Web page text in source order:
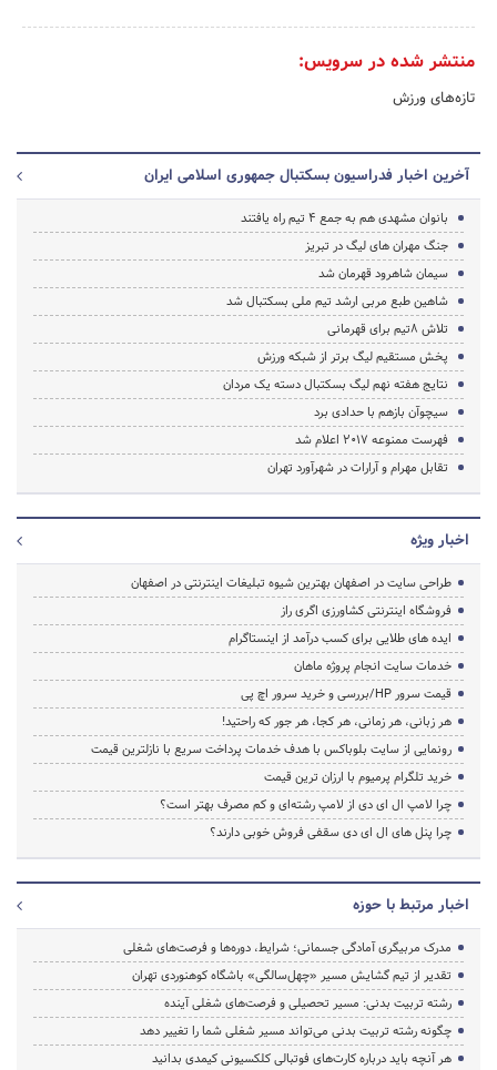
منتشر شده در سرویس:
تازه‌های ورزش
آخرین اخبار فدراسیون بسکتبال جمهوری اسلامی ایران
بانوان مشهدی هم به جمع 4 تیم راه یافتند
جنگ مهران های لیگ در تبریز
سیمان شاهرود قهرمان شد
شاهین طبع مربی ارشد تیم ملی بسکتبال شد
تلاش 8تیم برای قهرمانی
پخش مستقیم لیگ برتر از شبکه ورزش
نتایج هفته نهم لیگ بسکتبال دسته یک مردان
سیچوآن بازهم با حدادی برد
فهرست ممنوعه 2017 اعلام شد
تقابل مهرام و آرارات در شهرآورد تهران
اخبار ویژه
طراحی سایت در اصفهان بهترین شیوه تبلیغات اینترنتی در اصفهان
فروشگاه اینترنتی کشاورزی اگری راز
ایده های طلایی برای کسب درآمد از اینستاگرام
خدمات سایت انجام پروژه ماهان
قیمت سرور HP/بررسی و خرید سرور اچ پی
هر زبانی، هر زمانی، هر کجا، هر جور که راحتید!
رونمایی از سایت بلوباکس با هدف خدمات پرداخت سریع با نازلترین قیمت
خرید تلگرام پرمیوم با ارزان ترین قیمت
چرا لامپ ال ای دی از لامپ رشته‌ای و کم مصرف بهتر است؟
چرا پنل های ال ای دی سقفی فروش خوبی دارند؟
اخبار مرتبط با حوزه
مدرک مربیگری آمادگی جسمانی؛ شرایط، دوره‌ها و فرصت‌های شغلی
تقدیر از تیم گشایش مسیر «چهل‌سالگی» باشگاه کوهنوردی تهران
رشته تربیت بدنی: مسیر تحصیلی و فرصت‌های شغلی آینده
چگونه رشته تربیت بدنی می‌تواند مسیر شغلی شما را تغییر دهد
هر آنچه باید درباره کارت‌های فوتبالی کلکسیونی کیمدی بدانید